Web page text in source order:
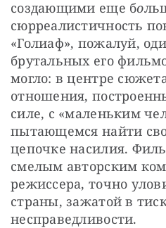
создающими еще бо
сюрреалистичность
«Голиаф», пожалуй,
брутальных его
могло: в центре
отношения,
силе, с «маленьким
пытающемся найти
цепочке насилия.
смелым авторским
режиссера, точно
страны, зажатой в
несправедливости.